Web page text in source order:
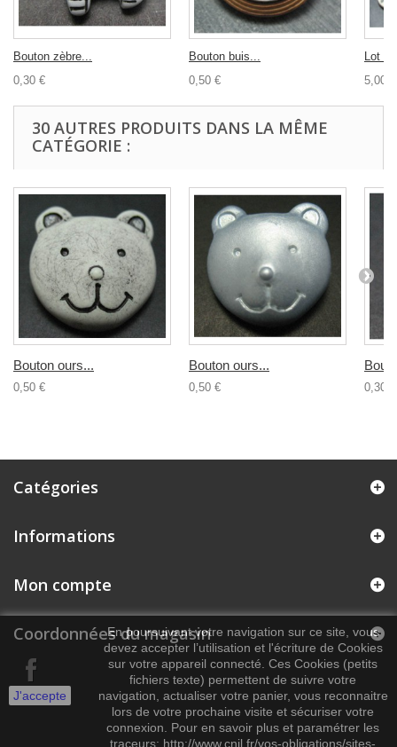
Bouton zèbre...
0,30 €
Bouton buis...
0,50 €
Lot
5,00 €
30 AUTRES PRODUITS DANS LA MÊME
CATÉGORIE :
Bouton ours...
0,50 €
Bouton ours...
0,50 € 0,30 €
Catégories
Informations
Mon compte
Coordonnées du magasin
J'accepte
En poursuivant votre navigation sur ce site, vous
devez accepter l’utilisation et l'écriture de Cookies
sur votre appareil connecté. Ces Cookies (petits
fichiers texte) permettent de suivre votre
navigation, actualiser votre panier, vous reconnaitre
lors de votre prochaine visite et sécuriser votre
connexion. Pour en savoir plus et paramétrer les
traceurs: http://www.cnil.fr/vos-obligations/sites-